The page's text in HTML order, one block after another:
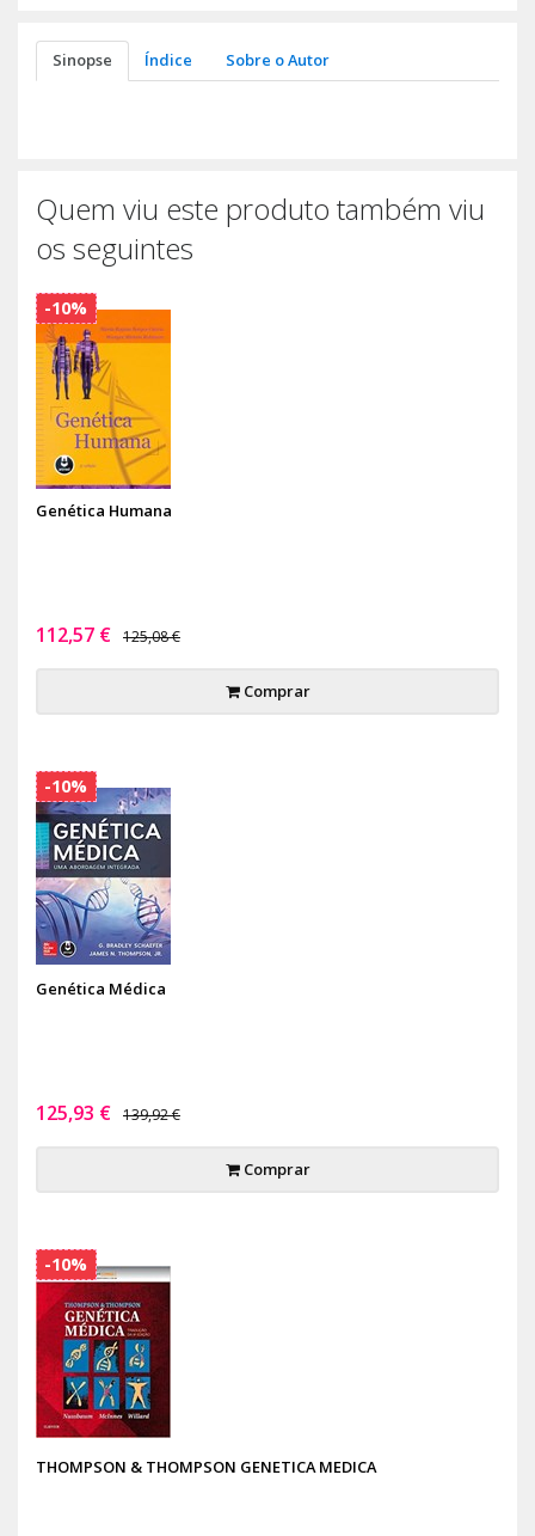
Sinopse Índice Sobre o Autor
Quem viu este produto também viu
os seguintes
Genética Humana
112,57 € 125,08 €
Comprar
-10%
Genética Médica
125,93 € 139,92 €
Comprar
-10%
THOMPSON & THOMPSON GENETICA MEDICA
-10%